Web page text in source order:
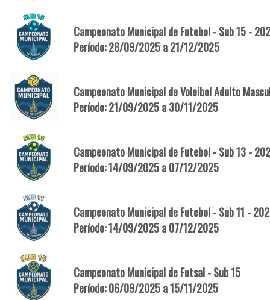
Campeonato Municipal de Futebol - Sub 15 -
Período: 28/09/2025 a 21/12/2025
Campeonato Municipal de Voleibol Adulto
Período: 21/09/2025 a 30/11/2025
Campeonato Municipal de Futebol - Sub 13 -
Período: 14/09/2025 a 07/12/2025
Campeonato Municipal de Futebol - Sub 11 -
Período: 14/09/2025 a 07/12/2025
Campeonato Municipal de Futsal - Sub 15
Período: 06/09/2025 a 15/11/2025